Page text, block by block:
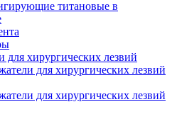
титановые в
для хирургических лезвий
для хирургических лезвий
для хирургических лезвий